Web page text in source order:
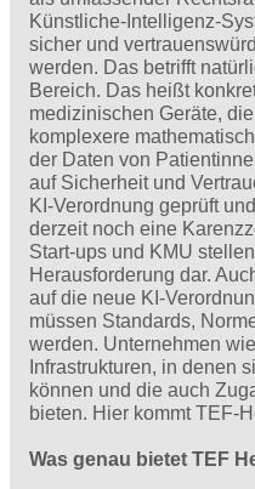
Künstliche-Intelligenz-
sicher und
werden. Das betrifft
Bereich. Das heißt
medizinischen Geräte,
komplexere
der Daten von
auf Sicherheit und
KI-Verordnung geprüft
derzeit noch eine
Start-ups und KMU
Herausforderung dar.
auf die neue KI-
müssen Standards,
werden. Unternehmen
Infrastrukturen, in denen
können und die auch
bieten. Hier kommt TEF-
Was genau bietet TEF